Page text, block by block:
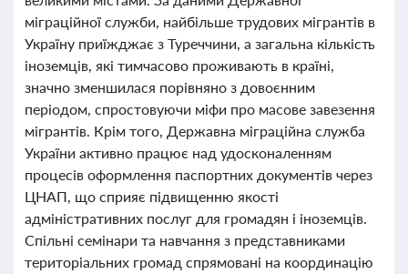
міграційної служби, найбільше трудових мігрантів в
Україну приїжджає з Туреччини, а загальна кількість
іноземців, які тимчасово проживають в країні,
значно зменшилася порівняно з довоєнним
періодом, спростовуючи міфи про масове завезення
мігрантів. Крім того, Державна міграційна служба
України активно працює над удосконаленням
процесів оформлення паспортних документів через
ЦНАП, що сприяє підвищенню якості
адміністративних послуг для громадян і іноземців.
Спільні семінари та навчання з представниками
територіальних громад спрямовані на координацію